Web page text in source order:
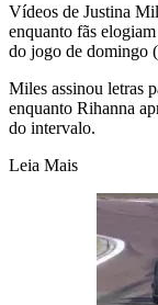
Vídeos de Justina
enquanto fãs
do jogo de domingo
Miles assinou letras
enquanto Rihanna
do intervalo.
Leia Mais